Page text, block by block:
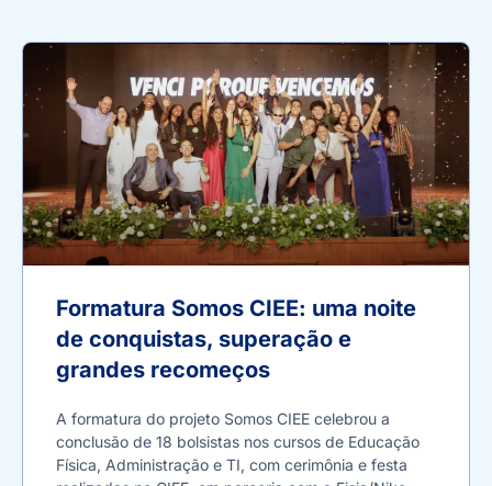
Formatura Somos CIEE: uma noite
de conquistas, superação e
grandes recomeços
A formatura do projeto Somos CIEE celebrou a
conclusão de 18 bolsistas nos cursos de Educação
Física, Administração e TI, com cerimônia e festa